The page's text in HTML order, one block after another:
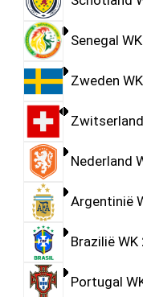
Senegal
Zweden
Nederland
Argentinië
Brazilië
Portugal